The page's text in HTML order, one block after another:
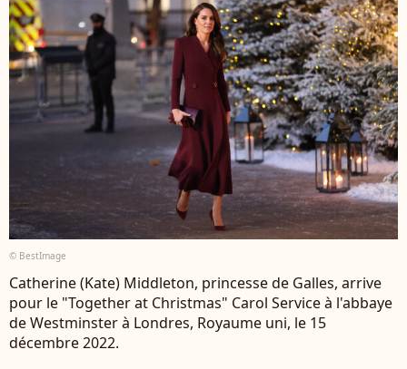
© BestImage
Catherine (Kate) Middleton, princesse de Galles, arrive
pour le "Together at Christmas" Carol Service à l'abbaye
de Westminster à Londres, Royaume uni, le 15
décembre 2022.